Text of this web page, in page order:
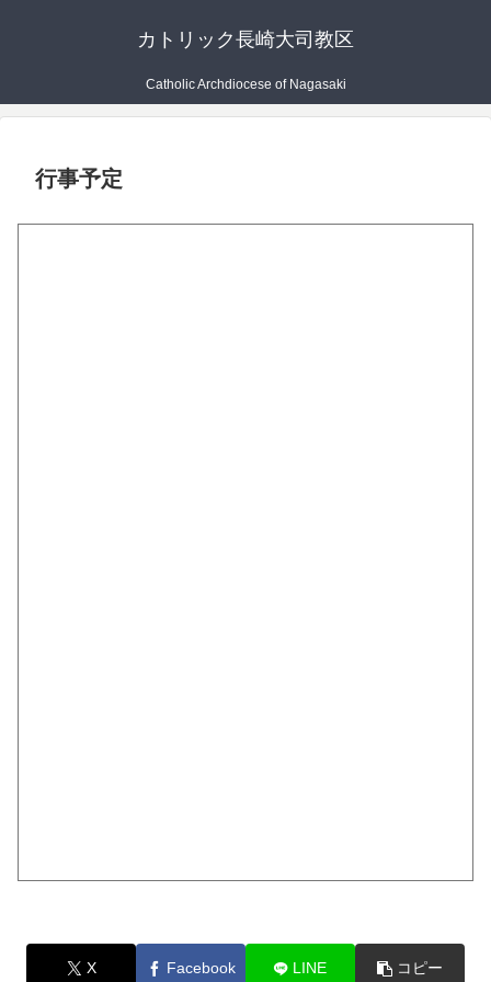
カトリック長崎大司教区
Catholic Archdiocese of Nagasaki
行事予定
X Facebook LINE コピー